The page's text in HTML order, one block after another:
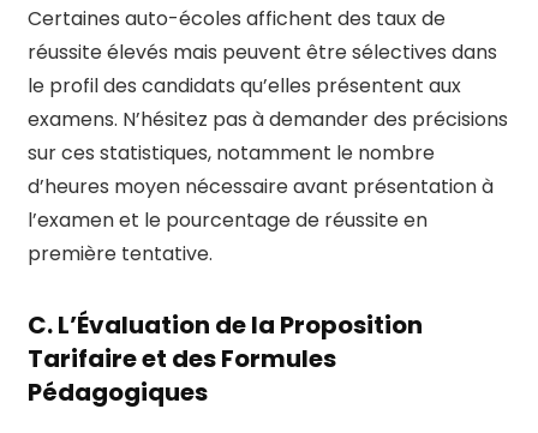
Certaines auto-écoles affichent des taux de
réussite élevés mais peuvent être sélectives dans
le profil des candidats qu’elles présentent aux
examens. N’hésitez pas à demander des précisions
sur ces statistiques, notamment le nombre
d’heures moyen nécessaire avant présentation à
l’examen et le pourcentage de réussite en
première tentative.
C. L’Évaluation de la Proposition
Tarifaire et des Formules
Pédagogiques